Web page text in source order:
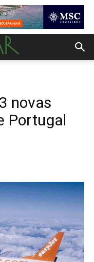
novas
Portugal